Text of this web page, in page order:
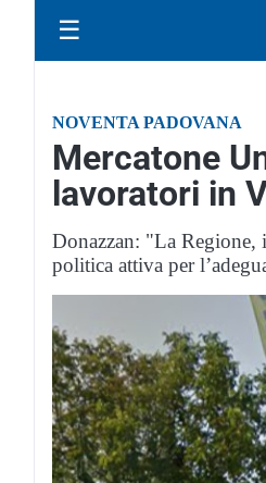
☰
NOVENTA PADOVANA
Mercatone
lavoratori in
Donazzan: "La Regione,
politica attiva per